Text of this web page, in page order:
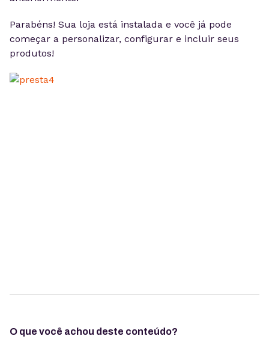
Parabéns! Sua loja está instalada e você já pode
começar a personalizar, configurar e incluir seus
produtos!
O que você achou deste conteúdo?